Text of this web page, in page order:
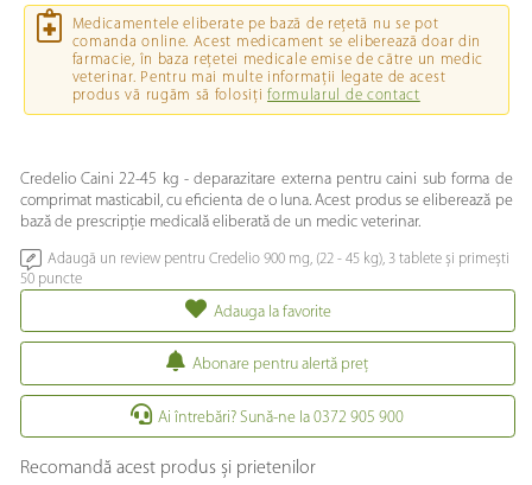
Medicamentele eliberate pe bază de rețetă nu se pot
comanda online. Acest medicament se eliberează doar din
farmacie, în baza rețetei medicale emise de către un medic
veterinar. Pentru mai multe informații legate de acest
produs vă rugăm să folosițiformularul de contact
Credelio Caini 22-45 kg - deparazitare externa pentru caini sub forma de
comprimat masticabil, cu eficienta de o luna. Acest produs se eliberează pe
bază de prescripție medicală eliberată de un medic veterinar.
Adaugă un review pentru Credelio 900 mg, (22 - 45 kg), 3 tablete și primești
50 puncte
Adauga la favorite
Abonare pentru alertă preţ
Ai întrebări? Sună-ne la 0372 905 900
Recomandă acest produs și prietenilor